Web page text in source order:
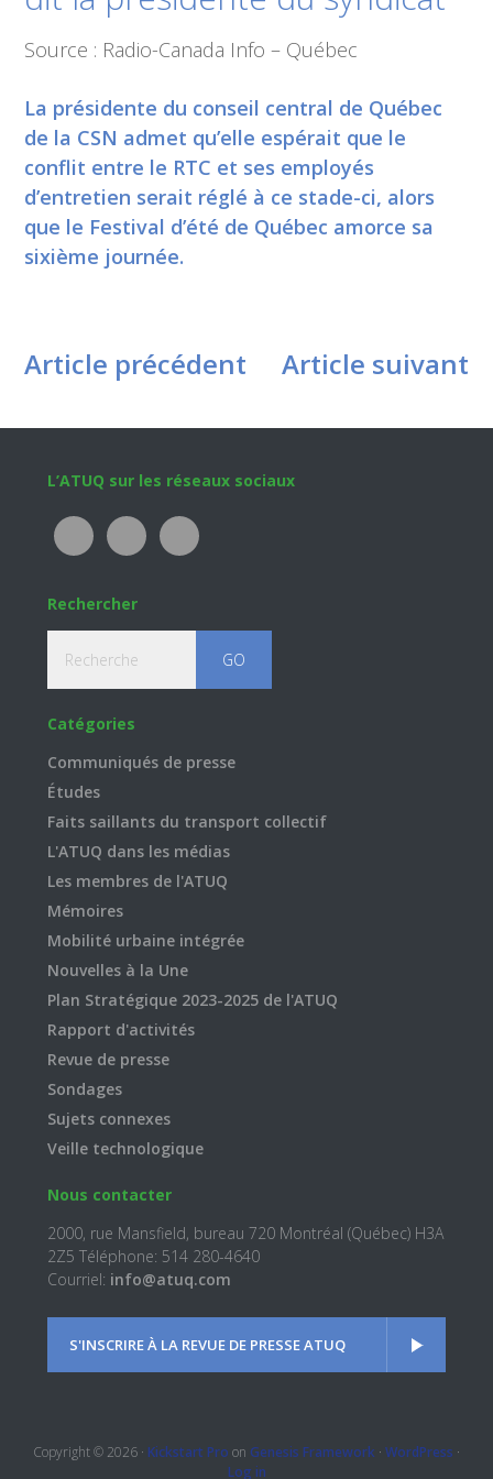
Source : Radio-Canada Info – Québec
La présidente du conseil central de Québec
de la CSN admet qu’elle espérait que le
conflit entre le RTC et ses employés
d’entretien serait réglé à ce stade-ci, alors
que le Festival d’été de Québec amorce sa
sixième journée.
Article précédent Article suivant
Footer
L’ATUQ sur les réseaux sociaux
Rechercher
Catégories
Communiqués de presse
Études
Faits saillants du transport collectif
L'ATUQ dans les médias
Les membres de l'ATUQ
Mémoires
Mobilité urbaine intégrée
Nouvelles à la Une
Plan Stratégique 2023-2025 de l'ATUQ
Rapport d'activités
Revue de presse
Sondages
Sujets connexes
Veille technologique
Nous contacter
2000, rue Mansfield, bureau 720 Montréal (Québec) H3A
2Z5 Téléphone: 514 280-4640
Courriel: info@atuq.com
S'INSCRIRE À LA REVUE DE PRESSE ATUQ
Copyright © 2026 · Kickstart Pro on Genesis Framework · WordPress ·
Log in